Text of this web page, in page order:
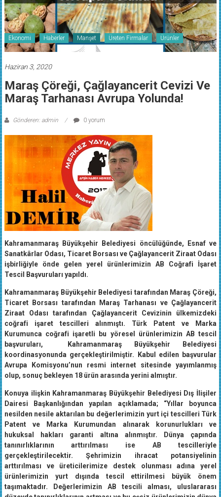
Ekonomi Haberler Manşet Üreten Firmalar Ürünler
Maraş Çöreği, Çağlayancerit Cevizi Ve
Maraş Tarhanası Avrupa Yolunda!
Sanatkârlar Odası, Ticaret Borsası ve Çağlayancerit Ziraat Odası
işbirliğiyle önde gelen yerel ürünlerimizin AB Coğrafi İşaret
Tescil Başvuruları yapıldı.
Ticaret Borsası tarafından Maraş Tarhanası ve Çağlayancerit
Ziraat Odası tarafından Çağlayancerit Cevizinin ülkemizdeki
coğrafi işaret tescilleri alınmıştı. Türk Patent ve Marka
Kurumunca coğrafi işaretli bu yöresel ürünlerimizin AB tescil
başvuruları, Kahramanmaraş Büyükşehir Belediyesi
koordinasyonunda gerçekleştirilmiştir. Kabul edilen başvurular
Avrupa Komisyonu’nun resmi internet sitesinde yayımlanmış
olup, sonuç bekleyen 18 ürün arasında yerini almıştır.
Konuya ilişkin Kahramanmaraş Büyükşehir Belediyesi Dış İlişiler
Dairesi Başkanlığından yapılan açıklamada; “Yıllar boyunca
nesilden nesile aktarılan bu değerlerimizin yurt içi tescilleri Türk
Patent ve Marka Kurumundan alınarak korunurlukları ve
hukuksal hakları garanti altına alınmıştır. Dünya çapında
tanınırlıklarının arttırılması ise AB tescilleriyle
gerçekleştirilecektir. Şehrimizin ihracat potansiyelinin
arttırılması ve üreticilerimize destek olunması adına yerel
ürünlerimizin yurt dışında tescil ettirilmesi büyük önem
taşımaktadır. Değerlerimizin AB tescili alması, uluslararası
düzeyde tanınırlıklarının artması ve bu eşsiz ürünlerimizin dünya